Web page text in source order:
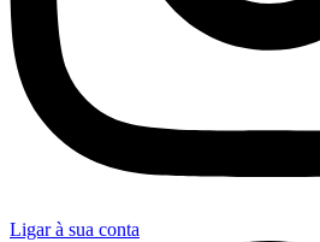
Ligar à sua conta